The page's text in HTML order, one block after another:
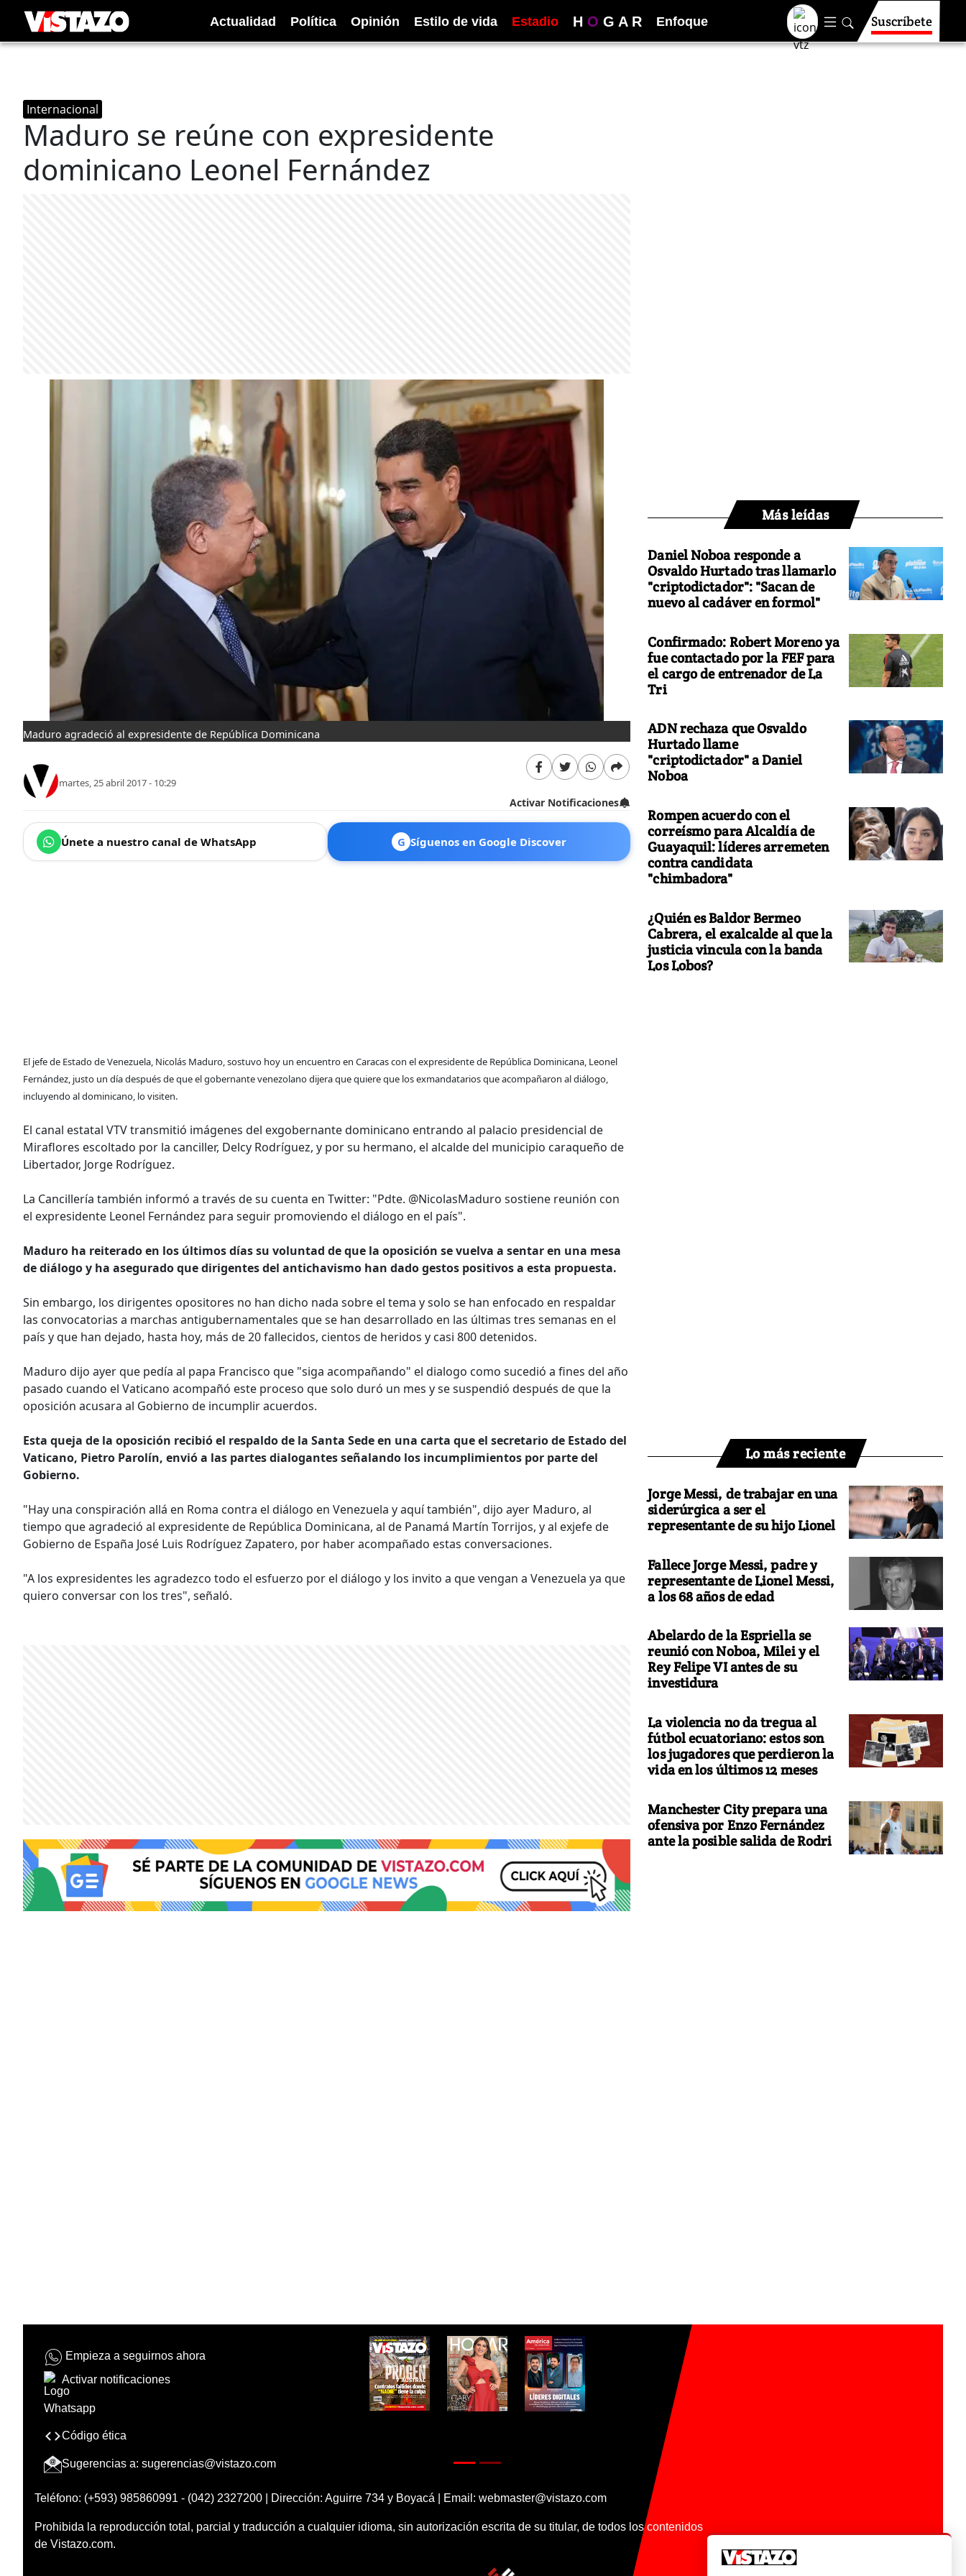
Actualidad Política Opinión Estilo de vida Estadio H O G A R Enfoque Suscríbete
Internacional
Maduro se reúne con expresidente
dominicano Leonel Fernández
Maduro agradeció al expresidente de República Dominicana
martes, 25 abril 2017 - 10:29
Activar Notificaciones
Únete a nuestro canal de WhatsApp G Síguenos en Google Discover
El jefe de Estado de Venezuela, Nicolás Maduro, sostuvo hoy un encuentro en Caracas con el expresidente de República Dominicana, Leonel
Fernández, justo un día después de que el gobernante venezolano dijera que quiere que los exmandatarios que acompañaron al diálogo,
incluyendo al dominicano, lo visiten.
El canal estatal VTV transmitió imágenes del exgobernante dominicano entrando al palacio presidencial de
Miraflores escoltado por la canciller, Delcy Rodríguez, y por su hermano, el alcalde del municipio caraqueño de
Libertador, Jorge Rodríguez.
La Cancillería también informó a través de su cuenta en Twitter: "Pdte. @NicolasMaduro sostiene reunión con
el expresidente Leonel Fernández para seguir promoviendo el diálogo en el país".
Maduro ha reiterado en los últimos días su voluntad de que la oposición se vuelva a sentar en una mesa
de diálogo y ha asegurado que dirigentes del antichavismo han dado gestos positivos a esta propuesta.
Sin embargo, los dirigentes opositores no han dicho nada sobre el tema y solo se han enfocado en respaldar
las convocatorias a marchas antigubernamentales que se han desarrollado en las últimas tres semanas en el
país y que han dejado, hasta hoy, más de 20 fallecidos, cientos de heridos y casi 800 detenidos.
Maduro dijo ayer que pedía al papa Francisco que "siga acompañando" el dialogo como sucedió a fines del año
pasado cuando el Vaticano acompañó este proceso que solo duró un mes y se suspendió después de que la
oposición acusara al Gobierno de incumplir acuerdos.
Esta queja de la oposición recibió el respaldo de la Santa Sede en una carta que el secretario de Estado del
Vaticano, Pietro Parolín, envió a las partes dialogantes señalando los incumplimientos por parte del
Gobierno.
"Hay una conspiración allá en Roma contra el diálogo en Venezuela y aquí también", dijo ayer Maduro, al
tiempo que agradeció al expresidente de República Dominicana, al de Panamá Martín Torrijos, y al exjefe de
Gobierno de España José Luis Rodríguez Zapatero, por haber acompañado estas conversaciones.
"A los expresidentes les agradezco todo el esfuerzo por el diálogo y los invito a que vengan a Venezuela ya que
quiero conversar con los tres", señaló.
Más leídas
Daniel Noboa responde a
Osvaldo Hurtado tras llamarlo
"criptodictador": "Sacan de
nuevo al cadáver en formol"
Confirmado: Robert Moreno ya
fue contactado por la FEF para
el cargo de entrenador de La
Tri
ADN rechaza que Osvaldo
Hurtado llame
"criptodictador" a Daniel
Noboa
Rompen acuerdo con el
correísmo para Alcaldía de
Guayaquil: líderes arremeten
contra candidata
"chimbadora"
¿Quién es Baldor Bermeo
Cabrera, el exalcalde al que la
justicia vincula con la banda
Los Lobos?
Lo más reciente
Jorge Messi, de trabajar en una
siderúrgica a ser el
representante de su hijo Lionel
Fallece Jorge Messi, padre y
representante de Lionel Messi,
a los 68 años de edad
Abelardo de la Espriella se
reunió con Noboa, Milei y el
Rey Felipe VI antes de su
investidura
La violencia no da tregua al
fútbol ecuatoriano: estos son
los jugadores que perdieron la
vida en los últimos 12 meses
Manchester City prepara una
ofensiva por Enzo Fernández
ante la posible salida de Rodri
Empieza a seguirnos ahora
Activar notificaciones
Código ética
Sugerencias a: sugerencias@vistazo.com
Teléfono: (+593) 985860991 - (042) 2327200 | Dirección: Aguirre 734 y Boyacá | Email: webmaster@vistazo.com
Prohibida la reproducción total, parcial y traducción a cualquier idioma, sin autorización escrita de su titular, de todos los contenidos
de Vistazo.com.